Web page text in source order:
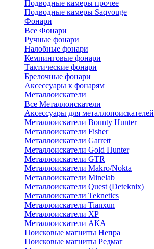
Подводные камеры прочее
Подводные камеры Saqvouge
Фонари
Все Фонари
Ручные фонари
Налобные фонари
Кемпинговые фонари
Тактические фонари
Брелочные фонари
Аксессуары к фонарям
Металлоискатели
Все Металлоискатели
Аксессуары для металлопоискателей
Металлоискатели Bounty Hunter
Металлоискатели Fisher
Металлоискатели Garrett
Металлоискатели Gold Hunter
Металлоискатели GTR
Металлоискатели Makro/Nokta
Металлоискатели Minelab
Металлоискатели Quest (Deteknix)
Металлоискатели Teknetics
Металлоискатели Tianxun
Металлоискатели XP
Металлоискатели АКА
Поисковые магниты Непра
Поисковые магниты Редмаг